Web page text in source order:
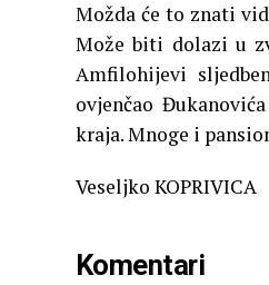
Možda će to znati
Može biti dolazi u
Amfilohijevi
ovjenčao
kraja. Mnoge i
Veseljko KOPRIVICA
Komentari